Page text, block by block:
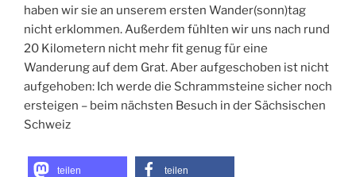
haben wir sie an unserem ersten Wander(sonn)tag
nicht erklommen. Außerdem fühlten wir uns nach rund
20 Kilometern nicht mehr fit genug für eine
Wanderung auf dem Grat. Aber aufgeschoben ist nicht
aufgehoben: Ich werde die Schrammsteine sicher noch
ersteigen – beim nächsten Besuch in der Sächsischen
Schweiz
teilen teilen